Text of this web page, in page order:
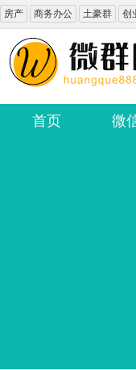
房产 商务办公 土豪群 创
首页 微